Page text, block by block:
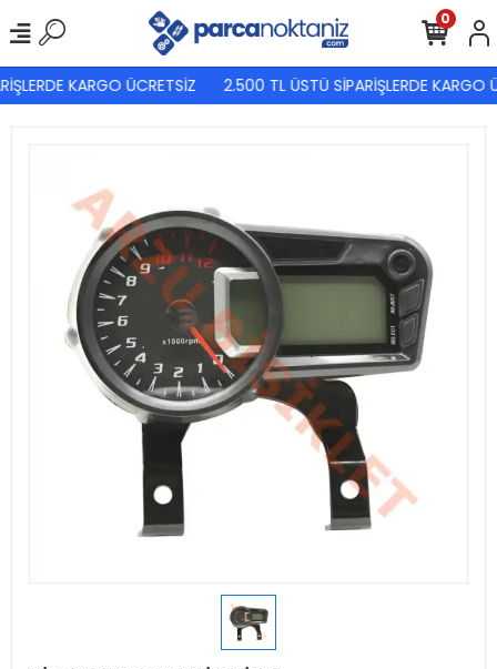
KARGO ÜCRETSİZ 2.500 TL ÜSTÜ SİPARİŞLERDE KARGO
0